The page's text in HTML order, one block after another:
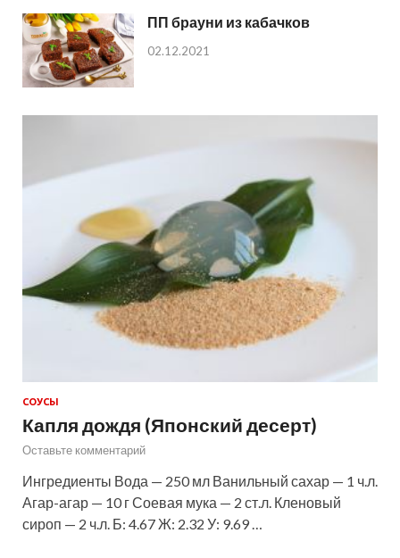
ПП брауни из кабачков
02.12.2021
СОУСЫ
Капля дождя (Японский десерт)
Оставьте комментарий
Ингредиенты Вода — 250 мл Ванильный сахар — 1 ч.л.
Агар-агар — 10 г Соевая мука — 2 ст.л. Кленовый
сироп — 2 ч.л. Б: 4.67 Ж: 2.32 У: 9.69 …